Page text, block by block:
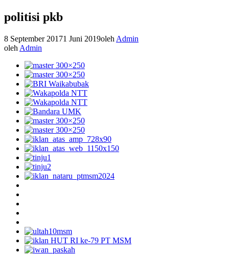
politisi pkb
8 September 20171 Juni 2019oleh Admin
oleh Admin